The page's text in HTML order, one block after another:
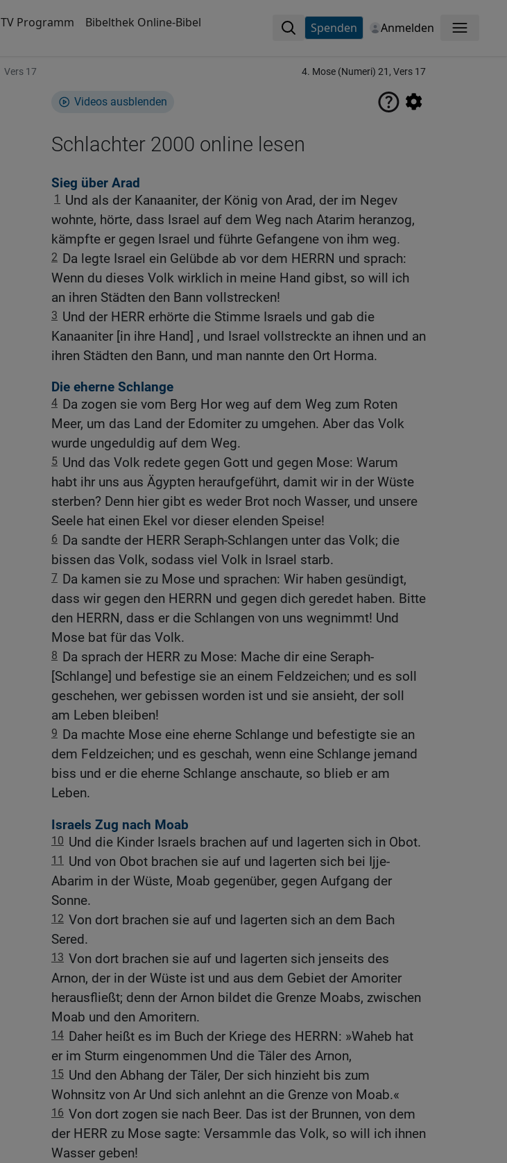
TV Programm Bibelthek Online-Bibel Spenden Anmelden Menü
Vers 17 4. Mose (Numeri) 21, Vers 17
Videos ausblenden
Schlachter 2000 online lesen
Sieg über Arad
1
Und als der Kanaaniter, der König von Arad, der im Negev
wohnte, hörte, dass Israel auf dem Weg nach Atarim heranzog,
kämpfte er gegen Israel und führte Gefangene von ihm weg.
2 Da legte Israel ein Gelübde ab vor dem HERRN und sprach:
Wenn du dieses Volk wirklich in meine Hand gibst, so will ich
an ihren Städten den Bann vollstrecken!
3 Und der HERR erhörte die Stimme Israels und gab die
Kanaaniter [in ihre Hand] , und Israel vollstreckte an ihnen und an
ihren Städten den Bann, und man nannte den Ort Horma.
Die eherne Schlange
4 Da zogen sie vom Berg Hor weg auf dem Weg zum Roten
Meer, um das Land der Edomiter zu umgehen. Aber das Volk
wurde ungeduldig auf dem Weg.
5 Und das Volk redete gegen Gott und gegen Mose: Warum
habt ihr uns aus Ägypten heraufgeführt, damit wir in der Wüste
sterben? Denn hier gibt es weder Brot noch Wasser, und unsere
Seele hat einen Ekel vor dieser elenden Speise!
6 Da sandte der HERR Seraph-Schlangen unter das Volk; die
bissen das Volk, sodass viel Volk in Israel starb.
7 Da kamen sie zu Mose und sprachen: Wir haben gesündigt,
dass wir gegen den HERRN und gegen dich geredet haben. Bitte
den HERRN, dass er die Schlangen von uns wegnimmt! Und
Mose bat für das Volk.
8 Da sprach der HERR zu Mose: Mache dir eine Seraph-
[Schlange] und befestige sie an einem Feldzeichen; und es soll
geschehen, wer gebissen worden ist und sie ansieht, der soll
am Leben bleiben!
9 Da machte Mose eine eherne Schlange und befestigte sie an
dem Feldzeichen; und es geschah, wenn eine Schlange jemand
biss und er die eherne Schlange anschaute, so blieb er am
Leben.
Israels Zug nach Moab
10 Und die Kinder Israels brachen auf und lagerten sich in Obot.
11 Und von Obot brachen sie auf und lagerten sich bei Ijje-
Abarim in der Wüste, Moab gegenüber, gegen Aufgang der
Sonne.
12 Von dort brachen sie auf und lagerten sich an dem Bach
Sered.
13 Von dort brachen sie auf und lagerten sich jenseits des
Arnon, der in der Wüste ist und aus dem Gebiet der Amoriter
herausfließt; denn der Arnon bildet die Grenze Moabs, zwischen
Moab und den Amoritern.
14 Daher heißt es im Buch der Kriege des HERRN: »Waheb hat
er im Sturm eingenommen Und die Täler des Arnon,
15 Und den Abhang der Täler, Der sich hinzieht bis zum
Wohnsitz von Ar Und sich anlehnt an die Grenze von Moab.«
16 Von dort zogen sie nach Beer. Das ist der Brunnen, von dem
der HERR zu Mose sagte: Versammle das Volk, so will ich ihnen
Wasser geben!